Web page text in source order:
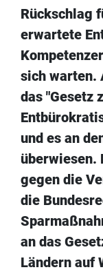
Rückschlag
erwartete
sich warten.
das "Gesetz
und es an
überwiesen.
gegen die
die
an das
Ländern auf